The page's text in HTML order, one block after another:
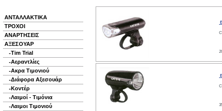
ΑΝΤΑΛΛΑΚΤΙΚΑ
ΤΡΟΧΟΙ
ΑΝΑΡΤΗΣΕΙΣ
ΑΞΕΣΟΥΑΡ
-Tim Trial
-Αεραντλίες
-Ακρα Τιμονιού
-Διάφορα Αξεσουάρ
-Κοντέρ
-Λαιμoί - Τιμόνια
-Λαιμοι Τιμονιού